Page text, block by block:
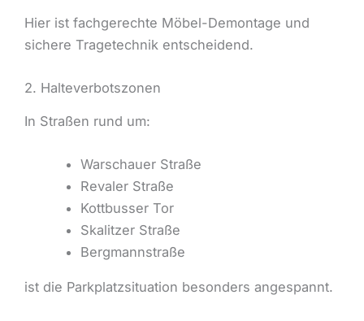
Hier ist fachgerechte Möbel-Demontage und
sichere Tragetechnik entscheidend.
2. Halteverbotszonen
In Straßen rund um:
Warschauer Straße
Revaler Straße
Kottbusser Tor
Skalitzer Straße
Bergmannstraße
ist die Parkplatzsituation besonders angespannt.